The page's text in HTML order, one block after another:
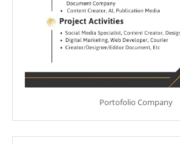
Portofolio Company